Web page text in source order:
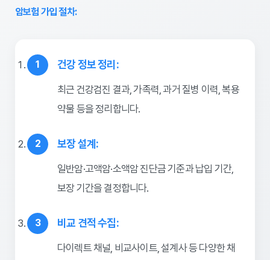
암보험 가입 절차:
건강 정보 정리:
최근 건강검진 결과, 가족력, 과거 질병 이력, 복용
약물 등을 정리합니다.
보장 설계:
일반암·고액암·소액암 진단금 기준과 납입 기간,
보장 기간을 결정합니다.
비교 견적 수집:
다이렉트 채널, 비교사이트, 설계사 등 다양한 채